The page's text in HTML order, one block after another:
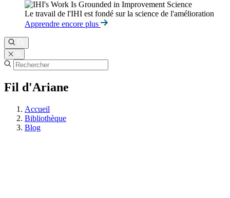
Le travail de l'IHI est fondé sur la science de l'amélioration
Apprendre encore plus
Fil d'Ariane
Accueil
Bibliothèque
Blog